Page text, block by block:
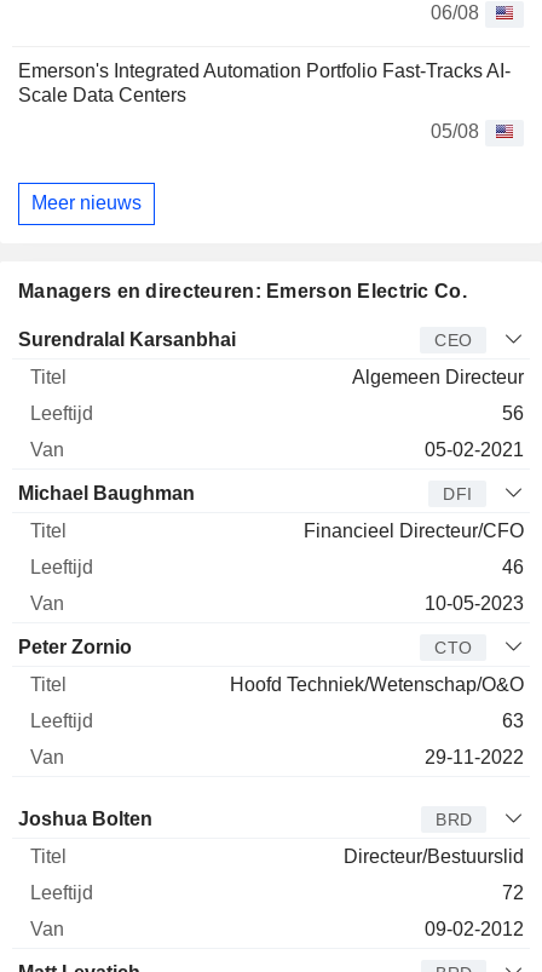
06/08
Emerson's Integrated Automation Portfolio Fast-Tracks AI-
Scale Data Centers
05/08
Meer nieuws
Managers en directeuren: Emerson Electric Co.
Bedrijfsleider Titel Leeftijd
Surendralal Karsanbhai CEO
Algemeen Directeur
56
05-02-2021
Michael Baughman DFI
Financieel Directeur/CFO
46
10-05-2023
Peter Zornio CTO
Hoofd Techniek/Wetenschap/O&O
63
29-11-2022
Bestuurder Titel
Joshua Bolten BRD
Directeur/Bestuurslid
72
09-02-2012